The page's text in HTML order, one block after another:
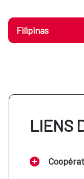
Filipinas
LIENS